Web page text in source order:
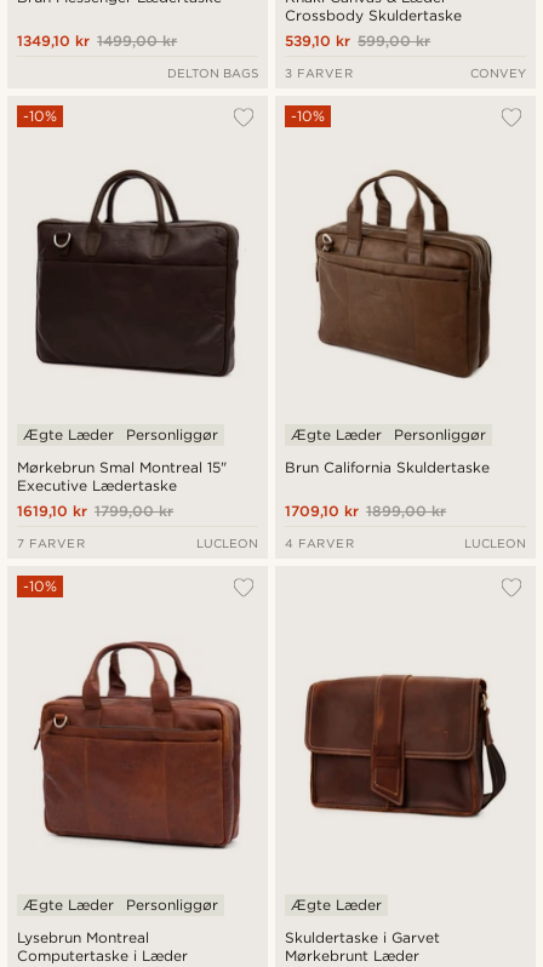
1499,00 kr
1349,10 kr
DELTON BAGS
Crossbody Skuldertaske
599,00 kr
539,10 kr
3 FARVER CONVEY
Mørkebrun Smal Montreal 15"
Executive Lædertaske
-10%
Ægte Læder Personliggør
1799,00 kr
1619,10 kr
7 FARVER LUCLEON
Brun California Skuldertaske
-10%
Ægte Læder Personliggør
1899,00 kr
1709,10 kr
4 FARVER LUCLEON
Lysebrun Montreal
Computertaske i Læder
-10%
Ægte Læder Personliggør
Skuldertaske i Garvet
Mørkebrunt Læder
Ægte Læder